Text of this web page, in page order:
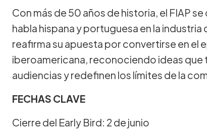
Con más de 50 años de historia, el FIAP
habla hispana y portuguesa en la
reafirma su apuesta por convertirse en el
iberoamericana, reconociendo ideas
audiencias y redefinen los límites de la
FECHAS CLAVE
Cierre del Early Bird: 2 de junio